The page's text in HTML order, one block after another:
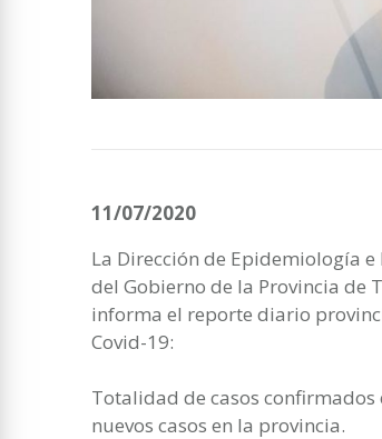
11/07/2020
La Dirección de Epidemiología
del Gobierno de la Provincia de
informa el reporte diario
Covid-19:
Totalidad de casos confirmados
nuevos casos en la provincia.